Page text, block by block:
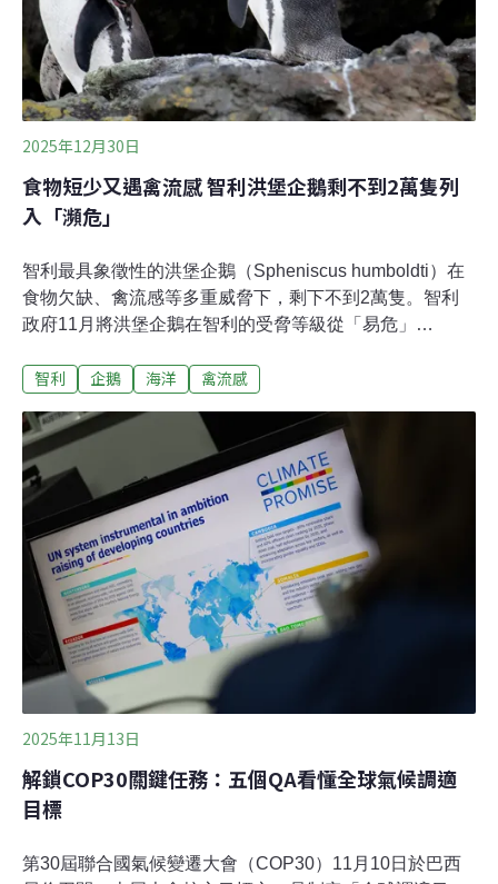
要14天，比起塑膠在陽光下或潮汐中自然分解的速度要快
上許多。
2025年12月30日
食物短少又遇禽流感 智利洪堡企鵝剩不到2萬隻列
入「瀕危」
智利最具象徵性的洪堡企鵝（Spheniscus humboldti）在
食物欠缺、禽流感等多重威脅下，剩下不到2萬隻。智利
政府11月將洪堡企鵝在智利的受脅等級從「易危」
機。 數量銳減陷N重危機洪堡企鵝得名自德國自然科學家
重約5公斤，是少數分布在溫帶地區的企鵝，生活在智
利、秘魯的岩石海灘，是當地的明星物種。全球約80%洪
堡企鵝生活在智利太平洋沿岸地區。智利康塞普西翁大學
（Universidad de Concepcion）學者估計，牠們在1990
年代後期約有4萬5000隻，如今剩不到一半，低於2萬隻。
國際自然保育聯盟（IUCN）將物種受脅等級由低到高為：
無危（LC）、近危（NT）、易危、瀕危、極危（CR）、
野外絕滅（EW）、絕滅（EX）。智利環境部重新檢視境
內洪堡企鵝的生
智利 企鵝 海洋 禽流感
2025年11月13日
解鎖COP30關鍵任務：五個QA看懂全球氣候調適
目標
第30屆聯合國氣候變遷大會（COP30）11月10日於巴西